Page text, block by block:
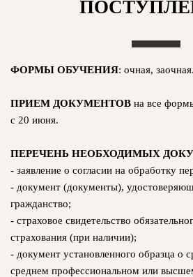
ФОРМЫ ОБУЧЕНИЯ: очная, заочная.
ПРИЕМ ДОКУМЕНТОВ на все
с 20 июня.
ПЕРЕЧЕНЬ НЕОБХОДИМЫХ
- заявление о согласии на обработку
- документ (документы),
гражданство;
- страховое свидетельство
страхования (при наличии);
- документ установленного образца о
среднем профессиональном или